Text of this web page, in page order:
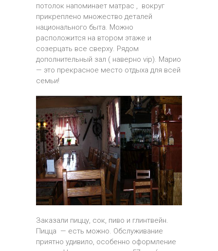
потолок напоминает матрас , вокруг
прикреплено множество деталей
национального быта. Можно
расположится на втором этаже и
созерцать все сверху. Рядом
дополнительный зал ( наверно vip). Марио
— это прекрасное место отдыха для всей
семьи!
Заказали пиццу, сок, пиво и глинтвейн.
Пицца — есть можно. Обслуживание
приятно удивило, особенно оформление